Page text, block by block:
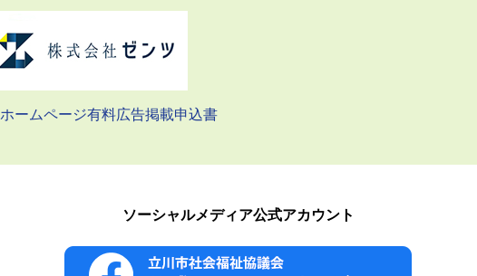
ホームページ有料広告掲載申込書
ソーシャルメディア公式アカウント